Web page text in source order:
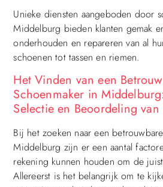
Unieke diensten aangeboden door
Middelburg bieden klanten gemak
onderhouden en repareren van al
schoenen tot tassen en riemen.
Het Vinden van een
Schoenmaker in
Selectie en Beoordeling van
Bij het zoeken naar een
Middelburg zijn er een aantal
rekening kunnen houden om de
Allereerst is het belangrijk om te